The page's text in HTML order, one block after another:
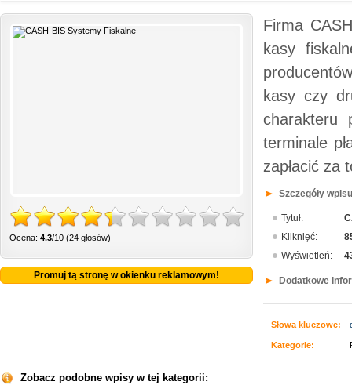
Ocena: 4.3/10 (24 głosów)
Promuj tą stronę w okienku reklamowym!
Firma
kasy
kasy czy
charakteru
terminale
zapłacić za
Szczegóły
Tytuł:
Kliknięć:
Wyświetleń:
Dodatkowe
Słowa kluczowe:
Kategorie:
Zobacz podobne wpisy w tej kategorii: